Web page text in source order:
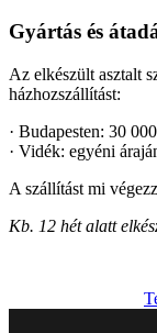
Gyártás és
Az elkészült asztalt
házhozszállítást:
· Budapesten: 30
· Vidék: egyéni
A szállítást mi
Kb. 12 hét alatt